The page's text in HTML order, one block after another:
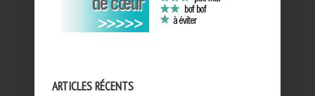
ARTICLES RÉCENTS